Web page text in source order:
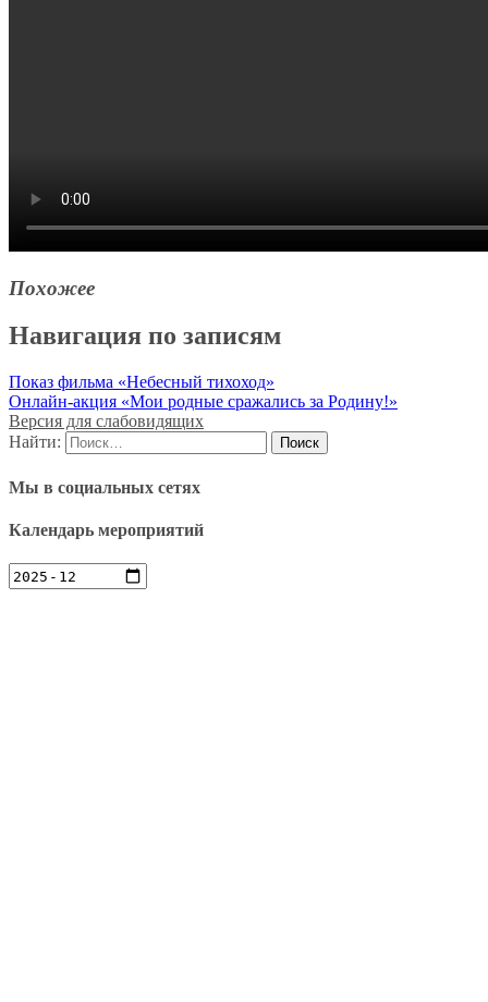
Похожее
Навигация по записям
Показ фильма «Небесный тихоход»
Онлайн-акция «Мои родные сражались за Родину!»
Версия для слабовидящих
Найти:
Мы в социальных сетях
Календарь мероприятий